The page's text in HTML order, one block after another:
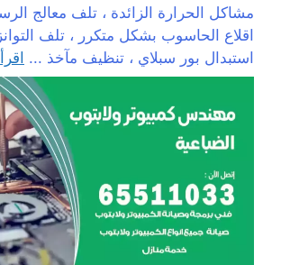
مشاكل الحرارة الزائدة ، تلف معالج
اقلاع الحاسوب بشكل متكرر ، تلف
استبدال بور سبلاي ، تنظيف مآخذ ...